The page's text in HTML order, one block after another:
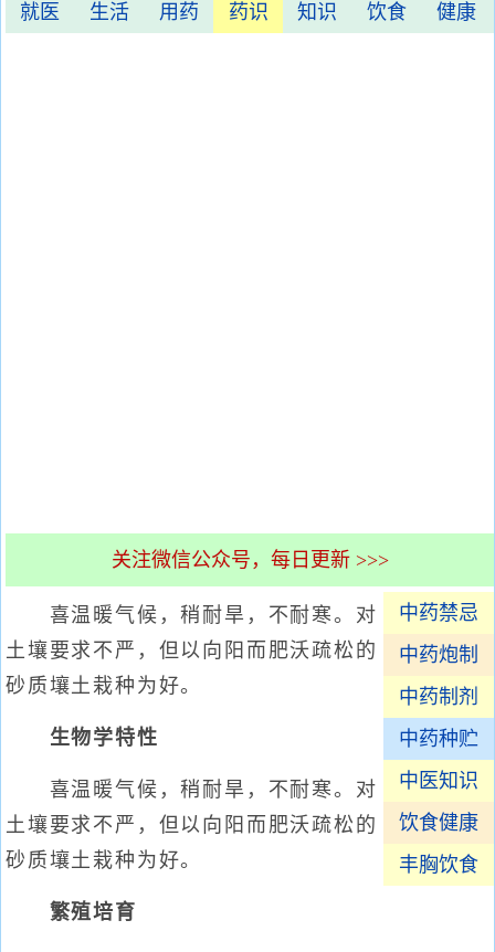
就医 生活 用药 药识 知识 饮食 健康
关注微信公众号，每日更新 >>>
中药禁忌
中药炮制
中药制剂
中药种贮
中医知识
饮食健康
丰胸饮食
喜温暖气候，稍耐旱，不耐寒。对
土壤要求不严，但以向阳而肥沃疏松的
砂质壤土栽种为好。
生物学特性
喜温暖气候，稍耐旱，不耐寒。对
土壤要求不严，但以向阳而肥沃疏松的
砂质壤土栽种为好。
繁殖培育